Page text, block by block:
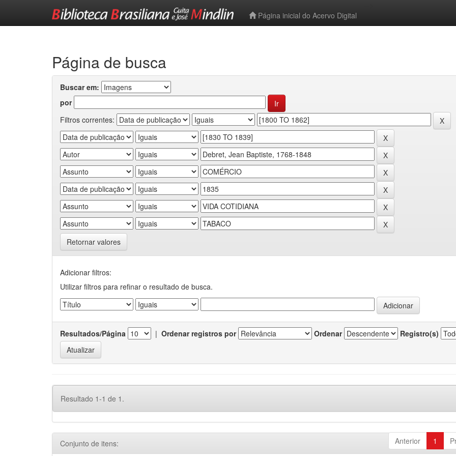
Página inicial do Acervo Digital
Página de busca
Buscar em:
por
Filtros correntes:
Retornar valores
Adicionar filtros:
Utilizar filtros para refinar o resultado de busca.
Resultados/Página | Ordenar registros por Ordenar Registro(s)
Resultado 1-1 de 1.
Anterior 1
Conjunto de itens: